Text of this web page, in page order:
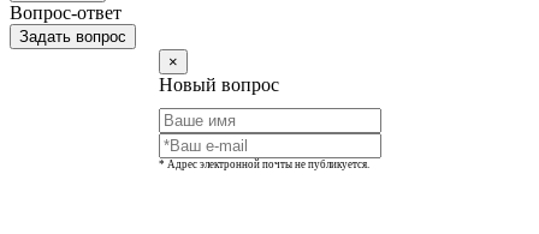
Вопрос-ответ
Задать вопрос
×
Новый вопрос
* Адрес электронной почты не публикуется.